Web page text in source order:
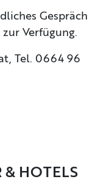
Gespräch
Verfügung.
Tel. 0664 96
& HOTELS